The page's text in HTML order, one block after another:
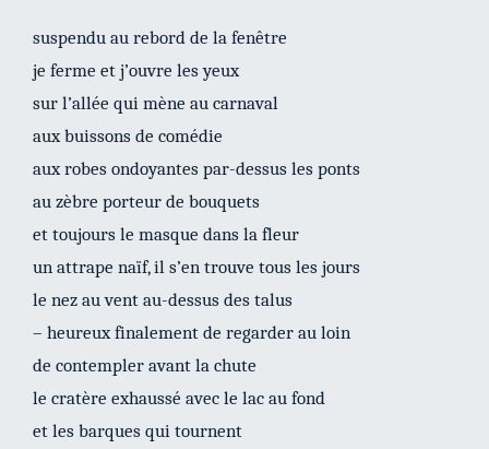
suspendu au rebord de la fenêtre
je ferme et j’ouvre les yeux
sur l’allée qui mène au carnaval
aux buissons de comédie
aux robes ondoyantes par-dessus les ponts
au zèbre porteur de bouquets
et toujours le masque dans la fleur
un attrape naïf, il s’en trouve tous les jours
le nez au vent au-dessus des talus
– heureux finalement de regarder au loin
de contempler avant la chute
le cratère exhaussé avec le lac au fond
et les barques qui tournent